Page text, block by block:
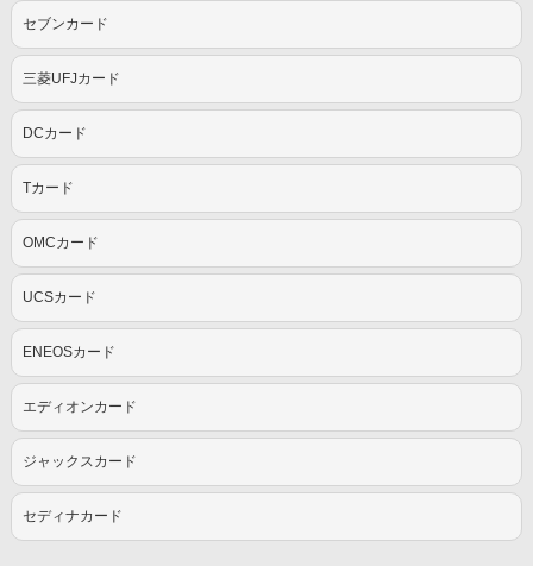
セブンカード
三菱UFJカード
DCカード
Tカード
OMCカード
UCSカード
ENEOSカード
エディオンカード
ジャックスカード
セディナカード